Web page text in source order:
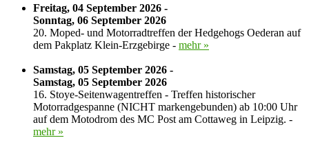
Freitag, 04 September 2026 -
Sonntag, 06 September 2026
20. Moped- und Motorradtreffen der Hedgehogs Oederan auf
dem Pakplatz Klein-Erzgebirge - mehr »
Samstag, 05 September 2026 -
Samstag, 05 September 2026
16. Stoye-Seitenwagentreffen - Treffen historischer
Motorradgespanne (NICHT markengebunden) ab 10:00 Uhr
auf dem Motodrom des MC Post am Cottaweg in Leipzig. -
mehr »